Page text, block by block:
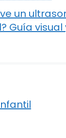
un
Guía visual